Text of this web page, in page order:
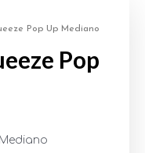
Pop Up Mediano
Pop